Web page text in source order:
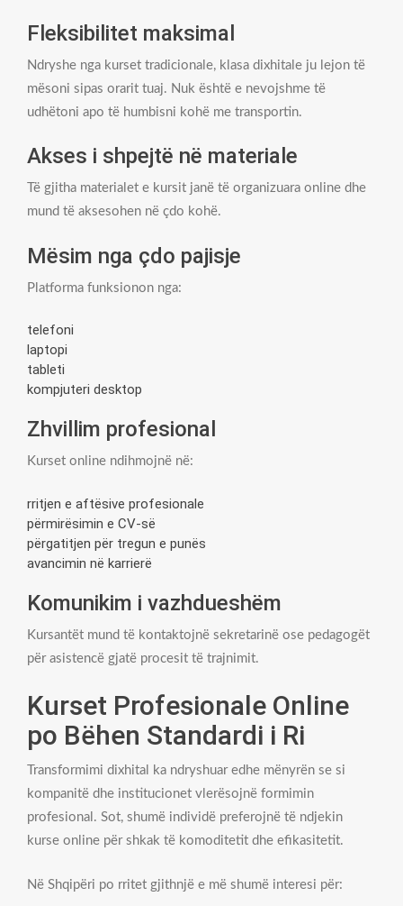
Fleksibilitet maksimal
Ndryshe nga kurset tradicionale, klasa dixhitale ju lejon të
mësoni sipas orarit tuaj. Nuk është e nevojshme të
udhëtoni apo të humbisni kohë me transportin.
Akses i shpejtë në materiale
Të gjitha materialet e kursit janë të organizuara online dhe
mund të aksesohen në çdo kohë.
Mësim nga çdo pajisje
Platforma funksionon nga:
telefoni
laptopi
tableti
kompjuteri desktop
Zhvillim profesional
Kurset online ndihmojnë në:
rritjen e aftësive profesionale
përmirësimin e CV-së
përgatitjen për tregun e punës
avancimin në karrierë
Komunikim i vazhdueshëm
Kursantët mund të kontaktojnë sekretarinë ose pedagogët
për asistencë gjatë procesit të trajnimit.
Kurset Profesionale Online
po Bëhen Standardi i Ri
Transformimi dixhital ka ndryshuar edhe mënyrën se si
kompanitë dhe institucionet vlerësojnë formimin
profesional. Sot, shumë individë preferojnë të ndjekin
kurse online për shkak të komoditetit dhe efikasitetit.
Në Shqipëri po rritet gjithnjë e më shumë interesi për: